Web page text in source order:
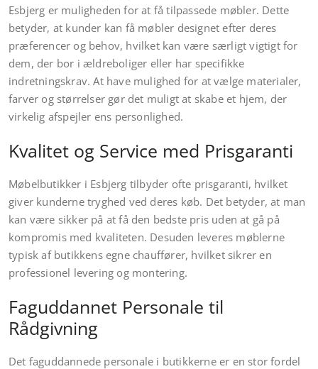
Esbjerg er muligheden for at få tilpassede møbler. Dette
betyder, at kunder kan få møbler designet efter deres
præferencer og behov, hvilket kan være særligt vigtigt for
dem, der bor i ældreboliger eller har specifikke
indretningskrav. At have mulighed for at vælge materialer,
farver og størrelser gør det muligt at skabe et hjem, der
virkelig afspejler ens personlighed.
Kvalitet og Service med Prisgaranti
Møbelbutikker i Esbjerg tilbyder ofte prisgaranti, hvilket
giver kunderne tryghed ved deres køb. Det betyder, at man
kan være sikker på at få den bedste pris uden at gå på
kompromis med kvaliteten. Desuden leveres møblerne
typisk af butikkens egne chauffører, hvilket sikrer en
professionel levering og montering.
Faguddannet Personale til
Rådgivning
Det faguddannede personale i butikkerne er en stor fordel